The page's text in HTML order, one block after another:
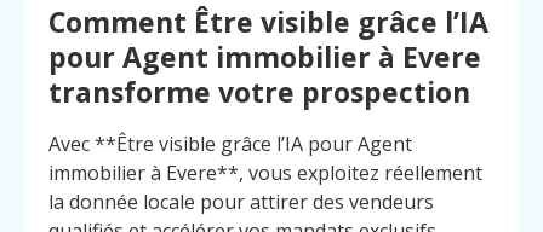
Contact
Appelez
Comment Être visible grâce l’IA
pour Agent immobilier à Evere
transforme votre prospection
Avec **Être visible grâce l’IA pour Agent
immobilier à Evere**, vous exploitez réellement
la donnée locale pour attirer des vendeurs